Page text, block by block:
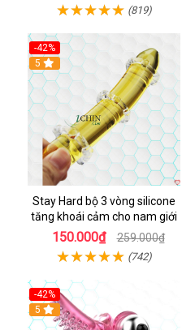
(819)
-42%
5
Stay Hard bộ 3 vòng silicone
tăng khoái cảm cho nam giới
150.000₫ 259.000₫
(742)
-42%
5